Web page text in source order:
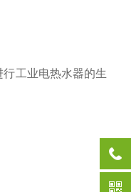
行工业电热水器的生